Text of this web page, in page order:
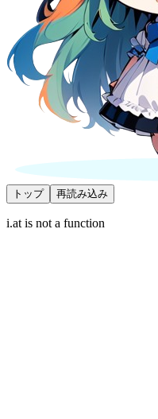
トップ 再読み込み
i.at is not a function